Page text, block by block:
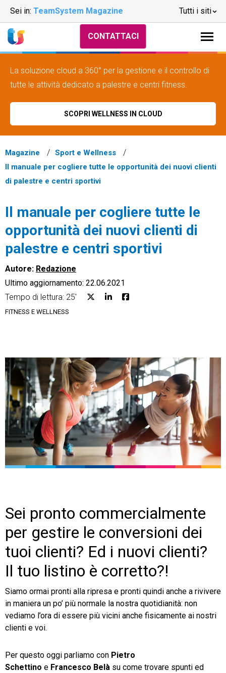
Sei in: TeamSystem Magazine Tutti i siti
Ecommerce
Financial Solutions
HR
Trust Services
TeamSystem Corporate
CONTATTACI
La soluzione cloud a 360° per la gestione e il controllo di
tutte le attività dedicato a palestre e centri fitness.
SCOPRI WELLNESS IN CLOUD
Magazine
Sport e Wellness
Il manuale per cogliere tutte le opportunità dei nuovi clienti
di palestre e centri sportivi
Il manuale per cogliere tutte le
opportunità dei nuovi clienti di
palestre e centri sportivi
Autore: Redazione
Ultimo aggiornamento: 22.06.2021
Tempo di lettura: 25'
FITNESS E WELLNESS
Sei pronto commercialmente
per gestire le conversioni dei
tuoi clienti? Ed i nuovi clienti?
Il tuo listino è corretto?!
Siamo ormai pronti alla ripresa e pronti quindi anche a rivivere
in maniera un po’ più normale la nostra quotidianità: non
vediamo l’ora di essere più vicini anche fisicamente ai nostri
clienti e voi.
Per questo oggi parliamo con Pietro
Schettino e Francesco Belà su come trovare spunti ed